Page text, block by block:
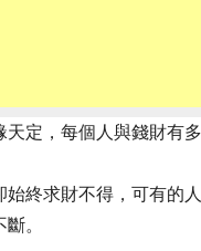
天定，每個人與錢財有
始終求財不得，可有的
。